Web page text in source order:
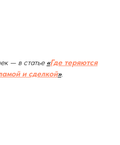
— в статье «Где теряются
и сделкой».